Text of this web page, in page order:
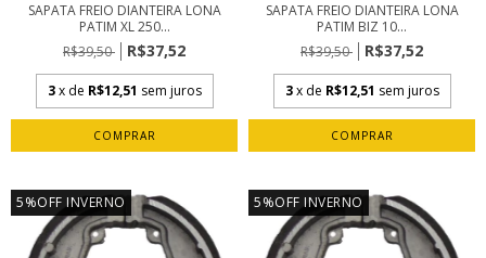
SAPATA FREIO DIANTEIRA LONA
PATIM XL 250...
R$39,50
R$37,52
3 x de R$12,51 sem juros
SAPATA FREIO DIANTEIRA LONA
PATIM BIZ 10...
R$39,50
R$37,52
3 x de R$12,51 sem juros
5%OFF INVERNO 5%OFF INVERNO